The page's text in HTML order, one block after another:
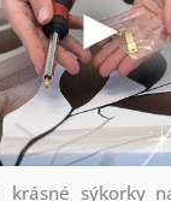
krásné sýkorky